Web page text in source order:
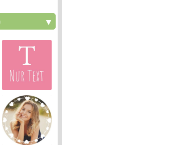
▼